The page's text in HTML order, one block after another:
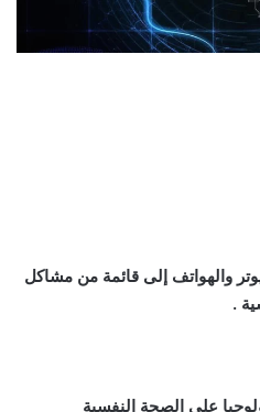
والهواتف إلى قائمة من مشاكل
.
على الصحة النفسية